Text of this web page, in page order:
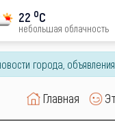
22 oC
небольшая облачность
города,
Главная